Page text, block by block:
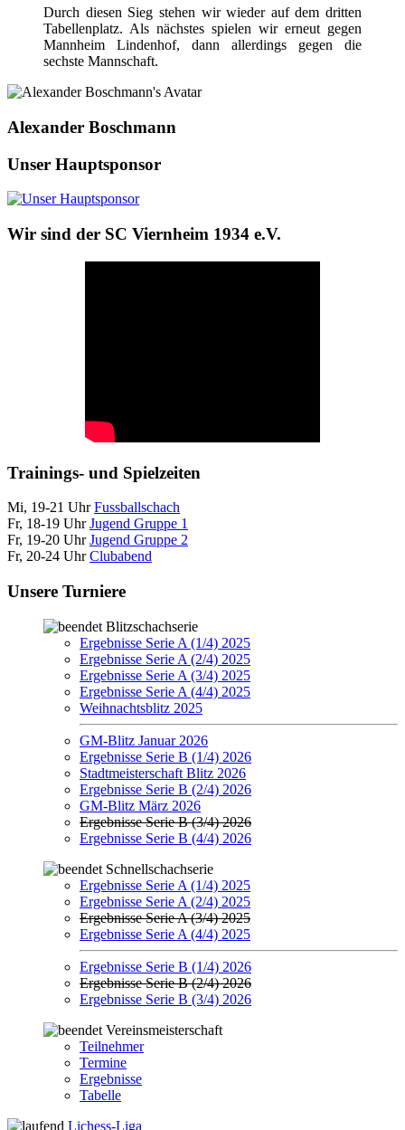
Durch diesen Sieg stehen wir wieder auf dem dritten
Tabellenplatz. Als nächstes spielen wir erneut gegen
Mannheim Lindenhof, dann allerdings gegen die
sechste Mannschaft.
Alexander Boschmann
Unser Hauptsponsor
Wir sind der SC Viernheim 1934 e.V.
Trainings- und Spielzeiten
Mi, 19-21 UhrFussballschach
Fr, 18-19 UhrJugend Gruppe 1
Fr, 19-20 UhrJugend Gruppe 2
Fr, 20-24 UhrClubabend
Unsere Turniere
Blitzschachserie
Ergebnisse Serie A (1/4) 2025
Ergebnisse Serie A (2/4) 2025
Ergebnisse Serie A (3/4) 2025
Ergebnisse Serie A (4/4) 2025
Weihnachtsblitz 2025
GM-Blitz Januar 2026
Ergebnisse Serie B (1/4) 2026
Stadtmeisterschaft Blitz 2026
Ergebnisse Serie B (2/4) 2026
GM-Blitz März 2026
Ergebnisse Serie B (3/4) 2026
Ergebnisse Serie B (4/4) 2026
Schnellschachserie
Ergebnisse Serie A (1/4) 2025
Ergebnisse Serie A (2/4) 2025
Ergebnisse Serie A (3/4) 2025
Ergebnisse Serie A (4/4) 2025
Ergebnisse Serie B (1/4) 2026
Ergebnisse Serie B (2/4) 2026
Ergebnisse Serie B (3/4) 2026
Vereinsmeisterschaft
Teilnehmer
Termine
Ergebnisse
Tabelle
Lichess-Liga